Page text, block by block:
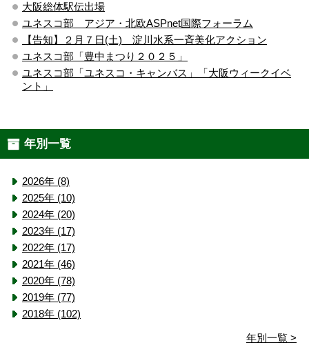
大阪総体駅伝出場
ユネスコ部 アジア・北欧ASPnet国際フォーラム
【告知】２月７日(土) 淀川水系一斉美化アクション
ユネスコ部「豊中まつり２０２５」
ユネスコ部「ユネスコ・キャンバス」「大阪ウィークイベ
ント」
年別一覧
2026年 (8)
2025年 (10)
2024年 (20)
2023年 (17)
2022年 (17)
2021年 (46)
2020年 (78)
2019年 (77)
2018年 (102)
年別一覧 >